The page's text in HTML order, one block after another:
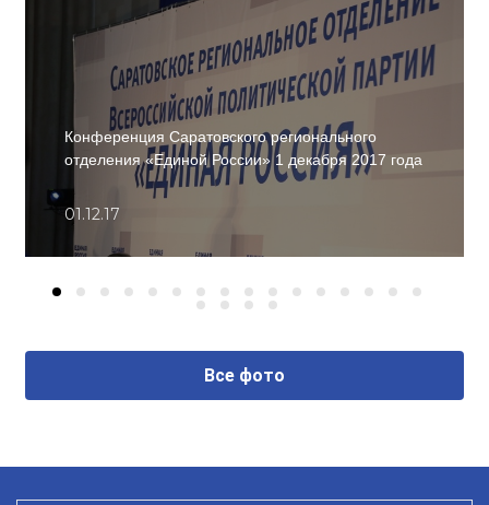
Конференция Саратовского регионального
отделения «Единой России» 1 декабря 2017 года
01.12.17
Все фото